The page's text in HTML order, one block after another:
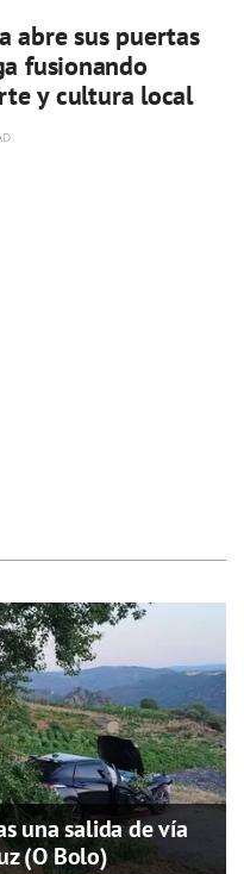
abre sus puertas
fusionando
y cultura local
una salida de vía
(O Bolo)